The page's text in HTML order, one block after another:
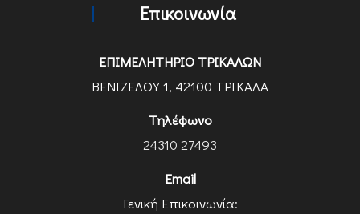
Επικοινωνία
ΕΠΙΜΕΛΗΤΗΡΙΟ ΤΡΙΚΑΛΩΝ
ΒΕΝΙΖΕΛΟΥ 1, 42100 ΤΡΙΚΑΛΑ
Τηλέφωνο
24310 27493
Email
Γενική Επικοινωνία: